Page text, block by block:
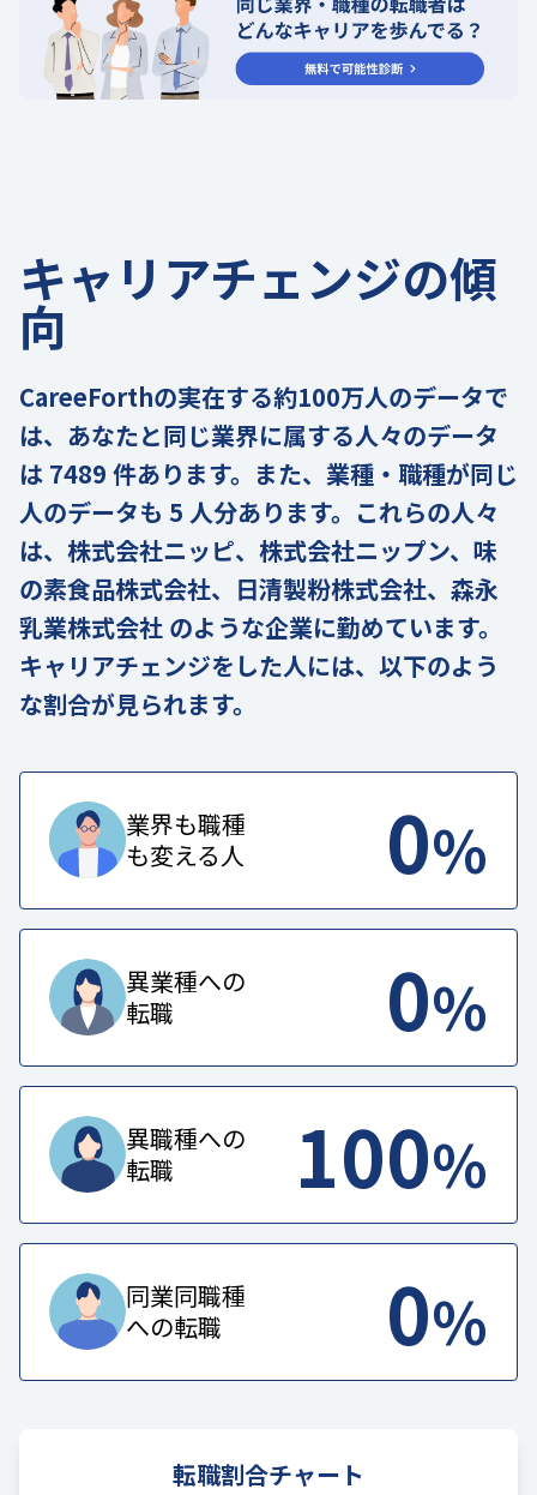
キャリアチェンジの傾
向
CareeForthの実在する約100万人のデータで
は、あなたと同じ業界に属する人々のデータ
は 7489 件あります。また、業種・職種が同じ
人のデータも 5 人分あります。これらの人々
は、株式会社ニッピ、株式会社ニップン、味
の素食品株式会社、日清製粉株式会社、森永
乳業株式会社 のような企業に勤めています。
キャリアチェンジをした人には、以下のよう
な割合が見られます。
業界も職種
も変える人
0%
異業種への
転職
0%
異職種への
転職
100%
同業同職種
への転職
0%
転職割合チャート